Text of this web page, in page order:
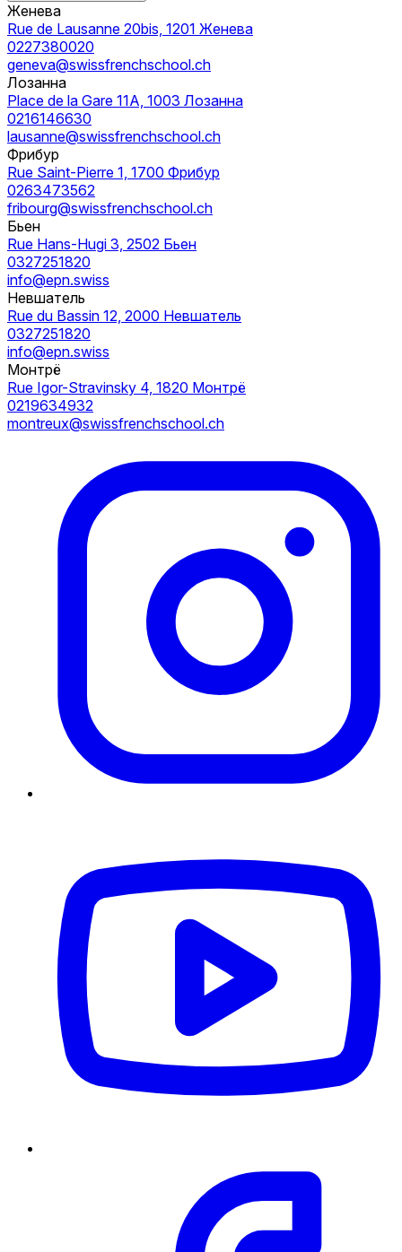
Женева
Rue de Lausanne 20bis, 1201 Женева
0227380020
geneva@swissfrenchschool.ch
Лозанна
Place de la Gare 11A, 1003 Лозанна
0216146630
lausanne@swissfrenchschool.ch
Фрибур
Rue Saint-Pierre 1, 1700 Фрибур
0263473562
fribourg@swissfrenchschool.ch
Бьен
Rue Hans-Hugi 3, 2502 Бьен
0327251820
info@epn.swiss
Невшатель
Rue du Bassin 12, 2000 Невшатель
0327251820
info@epn.swiss
Монтрё
Rue Igor-Stravinsky 4, 1820 Монтрё
0219634932
montreux@swissfrenchschool.ch